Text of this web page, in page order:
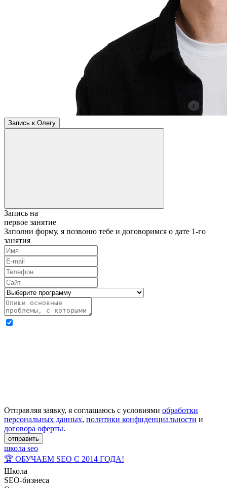
Запись к Олегу
Запись на
первое занятие
Заполни форму, я позвоню тебе и договоримся о дате 1-го
занятия
Отправляя заявку, я соглашаюсь с условиями обработки
персональных данных, политики конфиденциальности и
договора оферты.
отправить
школа seo
🏆 ОБУЧАЕМ SEO С 2014 ГОДА!
Школа
SEO-бизнеса